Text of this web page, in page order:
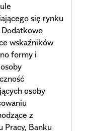
się rynku
wskaźników
formy i
osoby
z
Pracy, Banku